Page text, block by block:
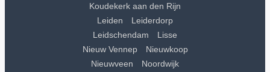
Koudekerk aan den Rijn
Leiden
Leiderdorp
Leidschendam
Lisse
Nieuw Vennep
Nieuwkoop
Nieuwveen
Noordwijk